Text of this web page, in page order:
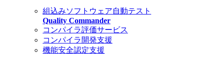
組込みソフトウェア自動テスト
Quality Commander
コンパイラ評価サービス
コンパイラ開発支援
機能安全認定支援